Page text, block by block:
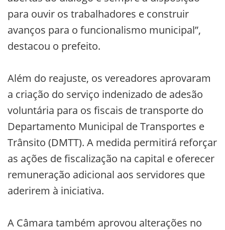
para ouvir os trabalhadores e construir
avanços para o funcionalismo municipal”,
destacou o prefeito.
Além do reajuste, os vereadores aprovaram
a criação do serviço indenizado de adesão
voluntária para os fiscais de transporte do
Departamento Municipal de Transportes e
Trânsito (DMTT). A medida permitirá reforçar
as ações de fiscalização na capital e oferecer
remuneração adicional aos servidores que
aderirem à iniciativa.
A Câmara também aprovou alterações no